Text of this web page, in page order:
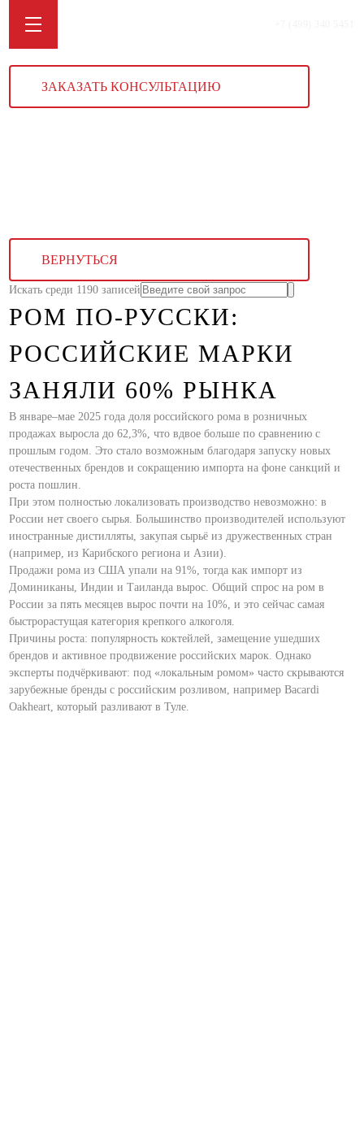
ЗАКАЗАТЬ КОНСУЛЬТАЦИЮ
ВЕРНУТЬСЯ
Искать среди 1190 записей
РОМ ПО-РУССКИ:
РОССИЙСКИЕ МАРКИ
ЗАНЯЛИ 60% РЫНКА
В январе–мае 2025 года доля российского рома в розничных
продажах выросла до 62,3%, что вдвое больше по сравнению с
прошлым годом. Это стало возможным благодаря запуску новых
отечественных брендов и сокращению импорта на фоне санкций и
роста пошлин.
При этом полностью локализовать производство невозможно: в
России нет своего сырья. Большинство производителей используют
иностранные дистилляты, закупая сырьё из дружественных стран
(например, из Карибского региона и Азии).
Продажи рома из США упали на 91%, тогда как импорт из
Доминиканы, Индии и Таиланда вырос. Общий спрос на ром в
России за пять месяцев вырос почти на 10%, и это сейчас самая
быстрорастущая категория крепкого алкоголя.
Причины роста: популярность коктейлей, замещение ушедших
брендов и активное продвижение российских марок. Однако
эксперты подчёркивают: под «локальным ромом» часто скрываются
зарубежные бренды с российским розливом, например Bacardi
Oakheart, который разливают в Туле.